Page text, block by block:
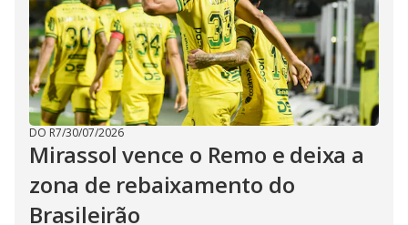
DO R7/30/07/2026
Mirassol vence o Remo e deixa a
zona de rebaixamento do
Brasileirão